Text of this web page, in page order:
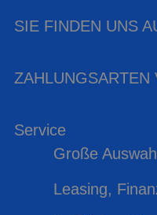
SIE FINDEN UNS
ZAHLUNGSARTEN
Service
Große
Leasing,